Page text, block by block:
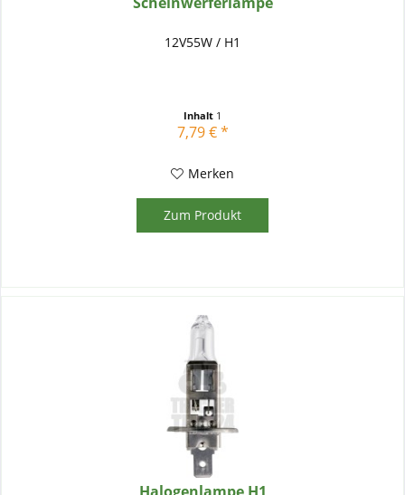
12V55W / H1
Inhalt 1
7,79 € *
Merken
Zum Produkt